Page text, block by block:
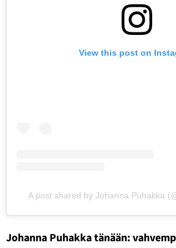
View this post on
A post shared by Johanna Puhakka
Johanna Puhakka tänään: